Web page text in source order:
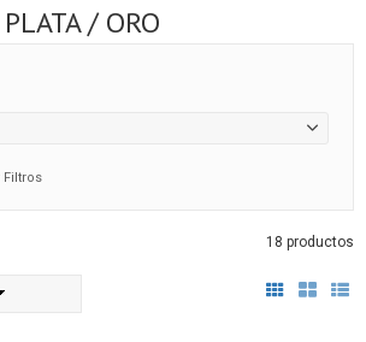
/ ORO
Filtros
18 productos